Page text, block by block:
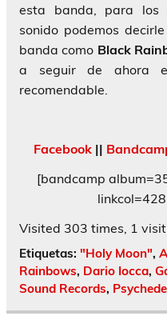
esta banda, para los
sonido podemos
banda como Black
a seguir de ahora
recomendable.
Facebook||
[bandcamp
Visited 303 times, 1
Etiquetas: "Holy Moon",
Rainbows, Dario Iocca,
Sound Records,